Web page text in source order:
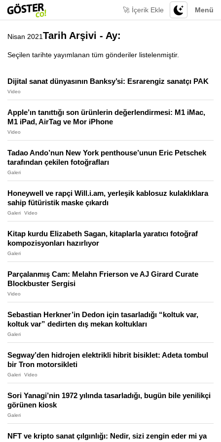
Menü
🚀 İçerik Ekle
Tarih Arşivi - Ay:
Nisan 2021
Seçilen tarihte yayımlanan tüm gönderiler listelenmiştir.
Dijital sanat dünyasının Banksy’si: Esrarengiz sanatçı PAK
Video
Apple’ın tanıttığı son ürünlerin değerlendirmesi: M1 iMac,
M1 iPad, AirTag ve Mor iPhone
Video
Tadao Ando’nun New York penthouse’unun Eric Petschek
tarafından çekilen fotoğrafları
Galeri
Honeywell ve rapçi Will.i.am, yerleşik kablosuz kulaklıklara
sahip fütüristik maske çıkardı
Galeri Video
Kitap kurdu Elizabeth Sagan, kitaplarla yaratıcı fotoğraf
kompozisyonları hazırlıyor
Galeri
Parçalanmış Cam: Melahn Frierson ve AJ Girard Curate
Blockbuster Sergisi
Video
Sebastian Herkner’in Dedon için tasarladığı “koltuk var,
koltuk var” dedirten dış mekan koltukları
Galeri
Segway’den hidrojen elektrikli hibrit bisiklet: Adeta tombul
bir Tron motorsikleti
Galeri Video
Sori Yanagi’nin 1972 yılında tasarladığı, bugün bile yenilikçi
görünen kiosk
Galeri
NFT ve kripto sanat çılgınlığı: Nedir, sizi zengin eder mi ya